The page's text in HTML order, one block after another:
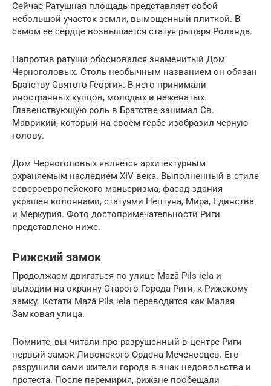
Сейчас Ратушная площадь представляет собой
небольшой участок земли, вымощенный плиткой. В
самом ее сердце возвышается статуя рыцаря Роланда.
Напротив ратуши обосновался знаменитый Дом
Черноголовых. Столь необычным названием он обязан
Братству Святого Георгия. В него принимали
иностранных купцов, молодых и неженатых.
Главенствующую роль в Братстве занимал Св.
Маврикий, который на своем гербе изобразил черную
голову.
Дом Черноголовых является архитектурным
охраняемым наследием XIV века. Выполненный в стиле
североевропейского маньеризма, фасад здания
украшен колоннами, статуями Нептуна, Мира, Единства
и Меркурия. Фото достопримечательности Риги
представлено ниже.
Рижский замок
Продолжаем двигаться по улице Mazā Pils iela и
выходим на окраину Старого Города Риги, к Рижскому
замку. Кстати Mazā Pils iela переводится как Малая
Замковая улица.
Помните, вы читали про разрушенный в центре Риги
первый замок Ливонского Ордена Меченосцев. Его
разрушили сами жители города в знак недовольства и
протеста. После перемирия, рижане пообещали